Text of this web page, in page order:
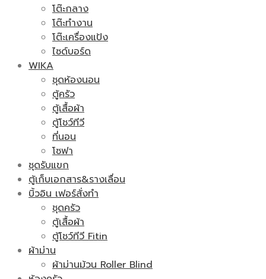
โต๊ะกลาง
โต๊ะทำงาน
โต๊ะเครื่องแป้ง
ไซด์บอร์ด
WIKA
ชุดห้องนอน
ตู้ครัว
ตู้เสื้อผ้า
ตู้โชว์ทีวี
ที่นอน
โซฟา
ชุดรับแขก
ตู้เก็บเอกสาร&รางเลื่อน
บิ้วอิน เฟอร์สั่งทำ
ชุดครัว
ตู้เสื้อผ้า
ตู้โชว์ทีวี Fitin
ผ้าม่าน
ผ้าม่านม้วน Roller Blind